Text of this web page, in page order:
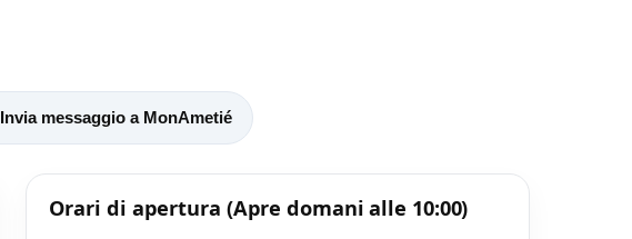
Invia messaggio a MonAmetié
Orari di apertura (Apre domani alle 10:00)